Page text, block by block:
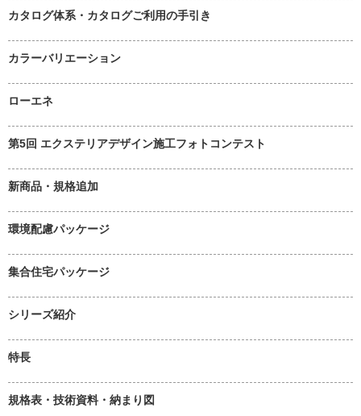
カタログ体系・カタログご利用の手引き
カラーバリエーション
ローエネ
第5回 エクステリアデザイン施工フォトコンテスト
新商品・規格追加
環境配慮パッケージ
集合住宅パッケージ
シリーズ紹介
特長
規格表・技術資料・納まり図